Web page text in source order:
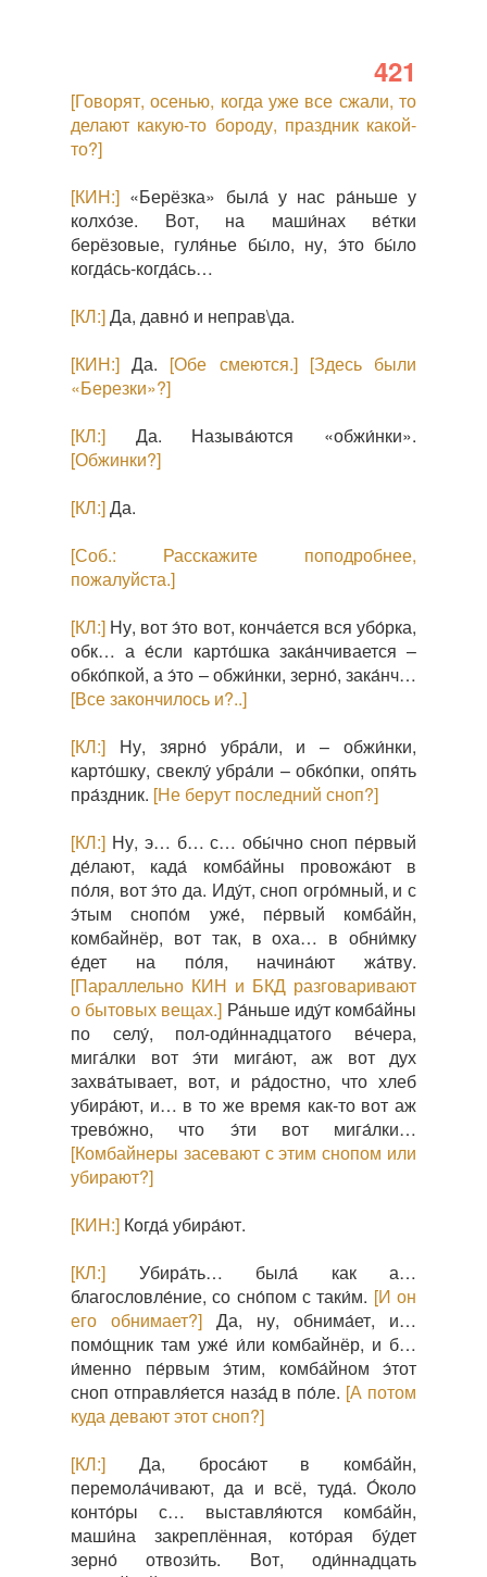
421
[Говорят, осенью, когда уже все сжали, то
делают какую-то бороду, праздник какой-
то?]
[КИН:] «Берёзка» была́ у нас ра́ньше у
колхо́зе. Вот, на маши́нах ве́тки
берёзовые, гуля́нье бы́ло, ну, э́то бы́ло
когда́сь-когда́сь…
[КЛ:]Да, давно́ и неправ\да.
[КИН:] Да. [Обе смеются.] [Здесь были
«Березки»?]
[КЛ:] Да. Называ́ются «обжи́нки».
[Обжинки?]
[КЛ:]Да.
[Соб.: Расскажите поподробнее,
пожалуйста.]
[КЛ:] Ну, вот э́то вот, конча́ется вся убо́рка,
обк… а е́сли карто́шка зака́нчивается –
обко́пкой, а э́то – обжи́нки, зерно́, зака́нч…
[Все закончилось и?..]
[КЛ:] Ну, зярно́ убра́ли, и – обжи́нки,
карто́шку, свеклу́ убра́ли – обко́пки, опя́ть
пра́здник. [Не берут последний сноп?]
[КЛ:] Ну, э… б… с… обы́чно сноп пе́рвый
де́лают, када́ комба́йны провожа́ют в
по́ля, вот э́то да. Иду́т, сноп огро́мный, и с
э́тым снопо́м уже́, пе́рвый комба́йн,
комбайнёр, вот так, в оха… в обни́мку
е́дет на по́ля, начина́ют жа́тву.
[Параллельно КИН и БКД разговаривают
о бытовых вещах.] Ра́ньше иду́т комба́йны
по селу́, пол-оди́ннадцатого ве́чера,
мига́лки вот э́ти мига́ют, аж вот дух
захва́тывает, вот, и ра́достно, что хлеб
убира́ют, и… в то же время как-то вот аж
трево́жно, что э́ти вот мига́лки…
[Комбайнеры засевают с этим снопом или
убирают?]
[КИН:] Когда́ убира́ют.
[КЛ:] Убира́ть… была́ как а…
благословле́ние, со сно́пом с таки́м. [И он
его обнимает?] Да, ну, обнима́ет, и…
помо́щник там уже́ и́ли комбайнёр, и б…
и́менно пе́рвым э́тим, комба́йном э́тот
сноп отправля́ется наза́д в по́ле. [А потом
куда девают этот сноп?]
[КЛ:] Да, броса́ют в комба́йн,
перемола́чивают, да и всё, туда́. О́коло
конто́ры с… выставля́ются комба́йн,
маши́на закреплённая, кото́рая бу́дет
зерно́ отвози́ть. Вот, оди́ннадцать